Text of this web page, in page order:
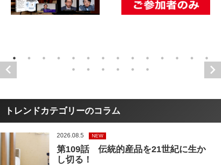
トレンドカテゴリーのコラム
2026.08.5 NEW
第109話 伝統的産品を21世紀に生か
し切る！